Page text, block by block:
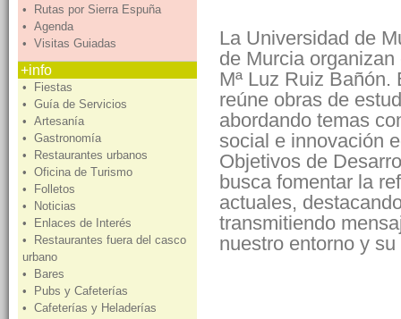
• Rutas por Sierra Espuña
• Agenda
• Visitas Guiadas
+info
• Fiestas
• Guía de Servicios
• Artesanía
• Gastronomía
• Restaurantes urbanos
• Oficina de Turismo
• Folletos
• Noticias
• Enlaces de Interés
• Restaurantes fuera del casco
urbano
• Bares
• Pubs y Cafeterías
• Cafeterías y Heladerías
La Universidad de
de Murcia
Mª Luz Ruiz
reúne obras de
abordando temas
social e innovación
Objetivos de
busca fomentar la
actuales,
transmitiendo
nuestro entorno y